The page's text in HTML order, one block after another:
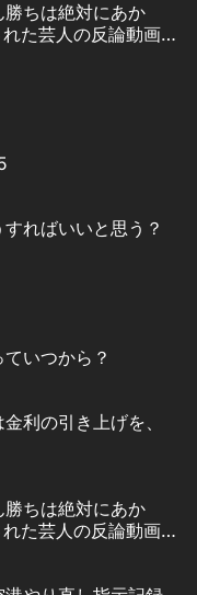
勝ちは絶対にあか
た芸人の反論動画引
ればいいと思う？
いつから？
利の引き上げを、
勝ちは絶対にあか
た芸人の反論動画引